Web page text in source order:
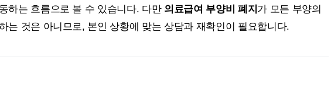
하는 흐름으로 볼 수 있습니다. 다만 의료급여 부양비 폐지 가 모든 부양의
는 것은 아니므로, 본인 상황에 맞는 상담과 재확인이 필요합니다.